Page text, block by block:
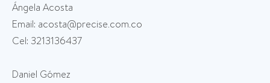
Ángela Acosta
Email: acosta@precise.com.co
Cel: 3213136437
Daniel Gómez